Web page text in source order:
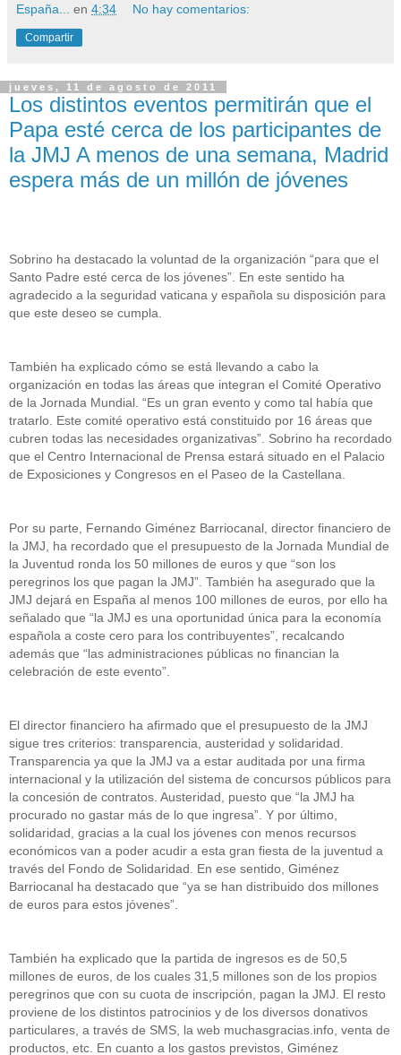
España... en 4:34 No hay comentarios:
Compartir
jueves, 11 de agosto de 2011
Los distintos eventos permitirán que el
Papa esté cerca de los participantes de
la JMJ A menos de una semana, Madrid
espera más de un millón de jóvenes
Sobrino ha destacado la voluntad de la organización “para que el
Santo Padre esté cerca de los jóvenes”. En este sentido ha
agradecido a la seguridad vaticana y española su disposición para
que este deseo se cumpla.
También ha explicado cómo se está llevando a cabo la
organización en todas las áreas que integran el Comité Operativo
de la Jornada Mundial. “Es un gran evento y como tal había que
tratarlo. Este comité operativo está constituido por 16 áreas que
cubren todas las necesidades organizativas”. Sobrino ha recordado
que el Centro Internacional de Prensa estará situado en el Palacio
de Exposiciones y Congresos en el Paseo de la Castellana.
Por su parte, Fernando Giménez Barriocanal, director financiero de
la JMJ, ha recordado que el presupuesto de la Jornada Mundial de
la Juventud ronda los 50 millones de euros y que “son los
peregrinos los que pagan la JMJ”. También ha asegurado que la
JMJ dejará en España al menos 100 millones de euros, por ello ha
señalado que “la JMJ es una oportunidad única para la economía
española a coste cero para los contribuyentes”, recalcando
además que “las administraciones públicas no financian la
celebración de este evento”.
El director financiero ha afirmado que el presupuesto de la JMJ
sigue tres criterios: transparencia, austeridad y solidaridad.
Transparencia ya que la JMJ va a estar auditada por una firma
internacional y la utilización del sistema de concursos públicos para
la concesión de contratos. Austeridad, puesto que “la JMJ ha
procurado no gastar más de lo que ingresa”. Y por último,
solidaridad, gracias a la cual los jóvenes con menos recursos
económicos van a poder acudir a esta gran fiesta de la juventud a
través del Fondo de Solidaridad. En ese sentido, Giménez
Barriocanal ha destacado que “ya se han distribuido dos millones
de euros para estos jóvenes”.
También ha explicado que la partida de ingresos es de 50,5
millones de euros, de los cuales 31,5 millones son de los propios
peregrinos que con su cuota de inscripción, pagan la JMJ. El resto
proviene de los distintos patrocinios y de los diversos donativos
particulares, a través de SMS, la web muchasgracias.info, venta de
productos, etc. En cuanto a los gastos previstos, Giménez